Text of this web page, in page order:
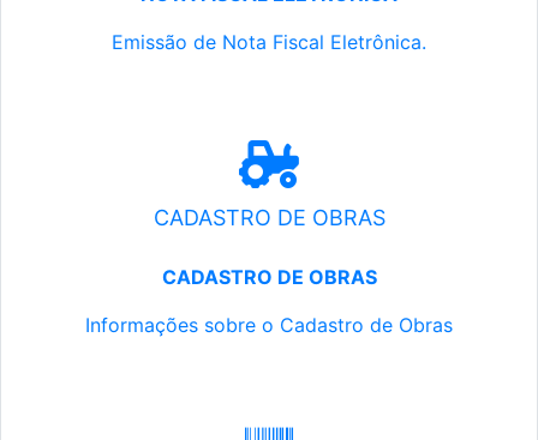
Emissão de Nota Fiscal Eletrônica.
CADASTRO DE OBRAS
CADASTRO DE OBRAS
Informações sobre o Cadastro de Obras